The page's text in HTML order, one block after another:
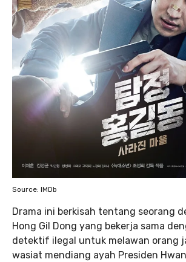
Source: IMDb
Drama ini berkisah tentang seorang
Hong Gil Dong yang bekerja sama
detektif ilegal untuk melawan orang
wasiat mendiang ayah Presiden